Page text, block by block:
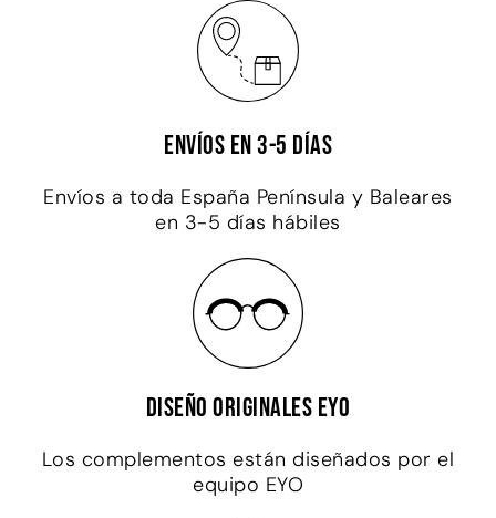
Envíos en 3-5 días
Envíos a toda España Península y Baleares
en 3-5 días hábiles
Diseño originales EYO
Los complementos están diseñados por el
equipo EYO